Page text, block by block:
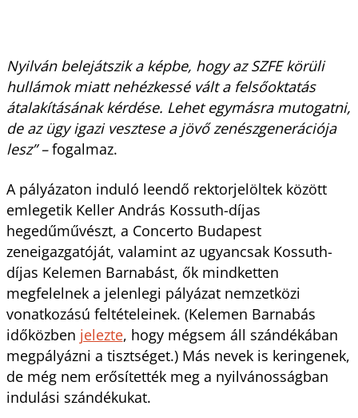
Nyilván belejátszik a képbe, hogy az SZFE körüli
hullámok miatt nehézkessé vált a felsőoktatás
átalakításának kérdése. Lehet egymásra mutogatni,
de az ügy igazi vesztese a jövő zenészgenerációja
lesz” –fogalmaz.
A pályázaton induló leendő rektorjelöltek között
emlegetik Keller András Kossuth-díjas
hegedűművészt, a Concerto Budapest
zeneigazgatóját, valamint az ugyancsak Kossuth-
díjas Kelemen Barnabást, ők mindketten
megfelelnek a jelenlegi pályázat nemzetközi
vonatkozású feltételeinek. (Kelemen Barnabás
időközben jelezte, hogy mégsem áll szándékában
megpályázni a tisztséget.) Más nevek is keringenek,
de még nem erősítették meg a nyilvánosságban
indulási szándékukat.